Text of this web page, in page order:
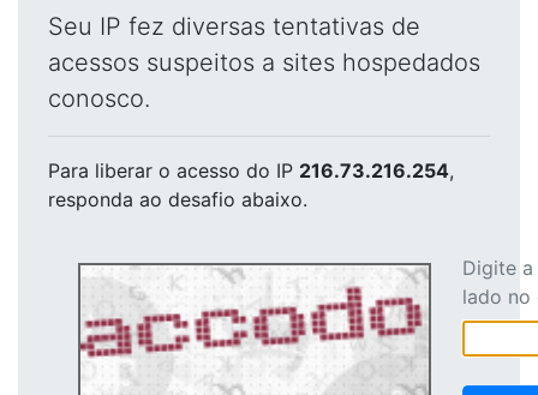
Seu IP fez diversas tentativas de
acessos suspeitos a sites hospedados
conosco.
Para liberar o acesso do IP 216.73.216.254,
responda ao desafio abaixo.
Digite
lado no